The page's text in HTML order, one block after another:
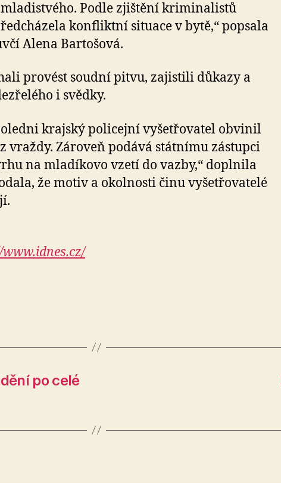
Podle zjištění kriminalistů
konfliktní situace v bytě,“ popsala
Alena Bartošová.
provést soudní pitvu, zajistili důkazy a
i svědky.
krajský policejní vyšetřovatel obvinil
vraždy. Zároveň podává státnímu zástupci
na mladíkovo vzetí do vazby,“ doplnila
že motiv a okolnosti činu vyšetřovatelé
po celé